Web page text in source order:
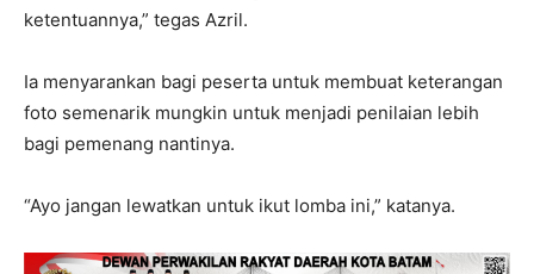
ketentuannya,” tegas Azril.
Ia menyarankan bagi peserta untuk membuat keterangan
foto semenarik mungkin untuk menjadi penilaian lebih
bagi pemenang nantinya.
“Ayo jangan lewatkan untuk ikut lomba ini,” katanya.